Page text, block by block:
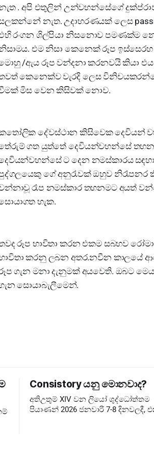
. අපි එතුලින් උන්වහන්සේගේ
නැත. උදාහරණයක් ලෙස
රංගන ශිල්පියා නිසනොව පමණක්ම
එම නිසා කෙනෙක් රූප
/ඇය රූප වන්දනා කරනවයි කියා
කෙනෙක්ව වැරදි ලෙස
මිස වෙන කිසිවක් නොව.
දේවස්ථාන කිසිවෙක දෙවියන්
ගත යුත්තේ දෙවියන්වහන්සේ
ට දෙන නමස්කාරය
ගේ අනුරැවක් ඔහුව නිරෑපනර
රෑප නමස්කාර තහනමට අයත්
හැක.
රූප භාවිතා කරන එකම සබහව
කරනු ලබන අතර.නවීන කාලයේ
ගැන මනා දැනුමක් අයවෙති. ඔබට මෙය
සොයාබැලීමෙන්.
Consistory යනු මොනවාද?
අතිඋතුම් XIV වන ලියෝ ශුද්ධෝත්තම
පියාණන් 2026 ජනවාරි 7-8 දිනවලදී,